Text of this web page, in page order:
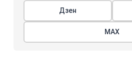
Дзен
МАХ